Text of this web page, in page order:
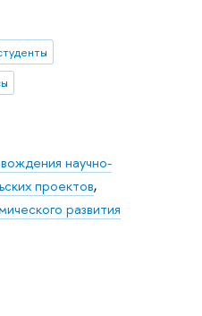
научно-
проектов,
развития